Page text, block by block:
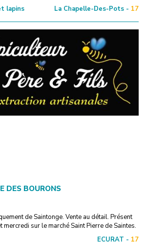
lapins La Chapelle-Des-Pots - 17
DES BOURONS
de Saintonge. Vente au détail. Présent
mercredi sur le marché Saint Pierre de Saintes.
ECURAT - 17